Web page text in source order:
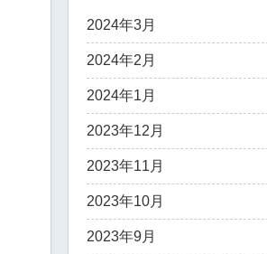
2024年3月
2024年2月
2024年1月
2023年12月
2023年11月
2023年10月
2023年9月